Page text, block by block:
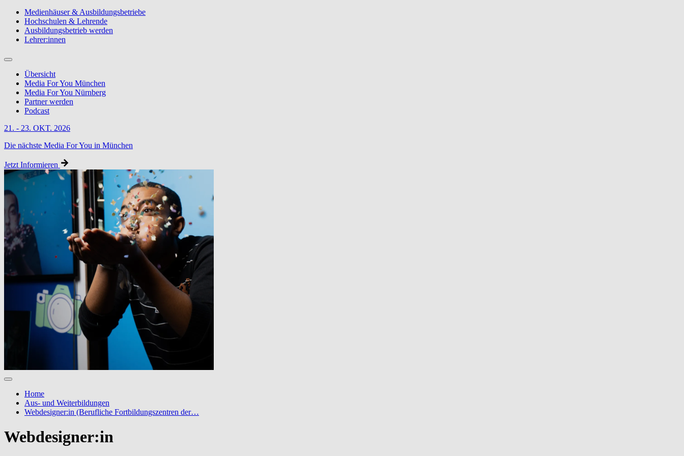
Medienhäuser & Ausbildungsbetriebe
Hochschulen & Lehrende
Ausbildungsbetrieb werden
Lehrer:innen
Übersicht
Media For You München
Media For You Nürnberg
Partner werden
Podcast
21. - 23. OKT. 2026
Die nächste Media For You in München
Jetzt Informieren
Home
Aus- und Weiterbildungen
Webdesigner:in (Berufliche Fortbildungszentren der…
Webdesigner:in